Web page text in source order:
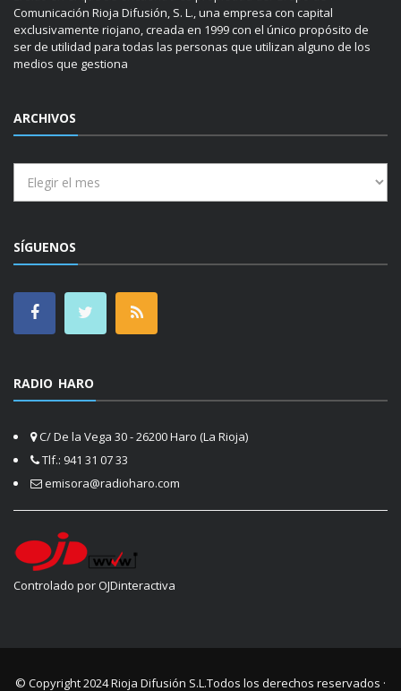
Comunicación Rioja Difusión, S. L., una empresa con capital
exclusivamente riojano, creada en 1999 con el único propósito de
ser de utilidad para todas las personas que utilizan alguno de los
medios que gestiona
ARCHIVOS
SÍGUENOS
RADIO HARO
C/ De la Vega 30 - 26200 Haro (La Rioja)
Tlf.: 941 31 07 33
emisora@radioharo.com
Controlado por OJDinteractiva
© Copyright 2024Rioja Difusión S.L.Todos los derechos reservados ·